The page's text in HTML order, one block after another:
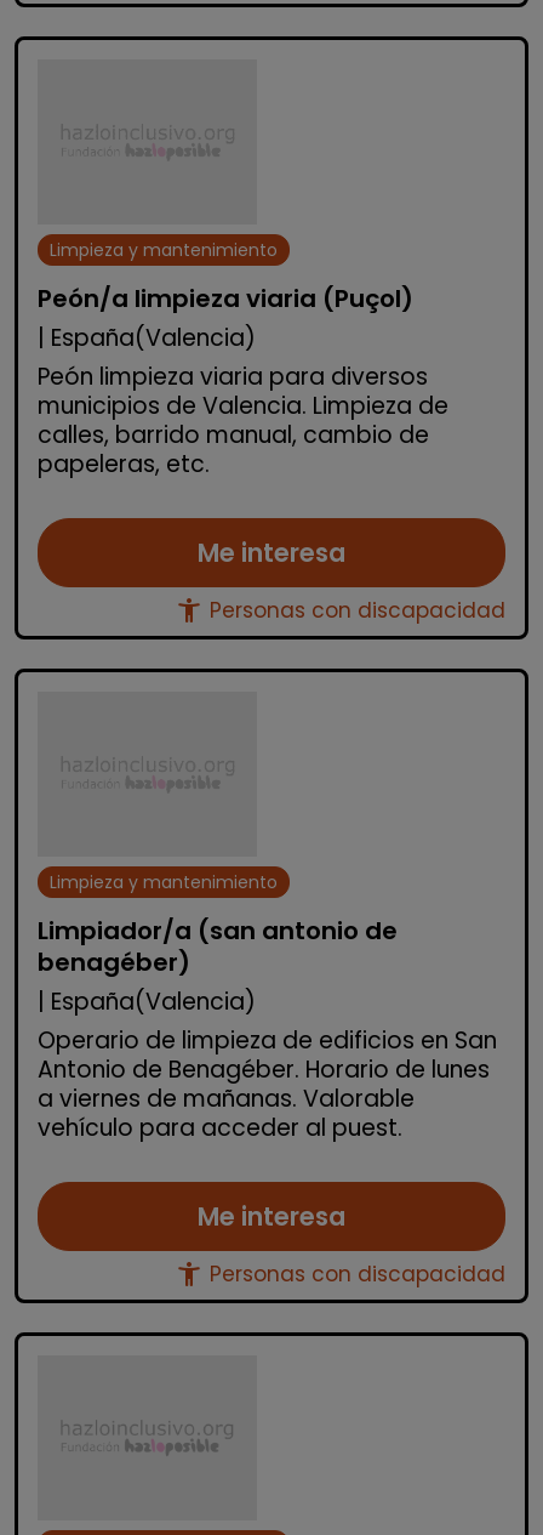
Limpieza y mantenimiento
Peón/a limpieza viaria (Puçol)
| España(Valencia)
Peón limpieza viaria para diversos
municipios de Valencia. Limpieza de
calles, barrido manual, cambio de
papeleras, etc.
Me interesa
accessibility_new Personas con discapacidad
Limpieza y mantenimiento
Limpiador/a (san antonio de
benagéber)
| España(Valencia)
Operario de limpieza de edificios en San
Antonio de Benagéber. Horario de lunes
a viernes de mañanas. Valorable
vehículo para acceder al puest.
Me interesa
accessibility_new Personas con discapacidad